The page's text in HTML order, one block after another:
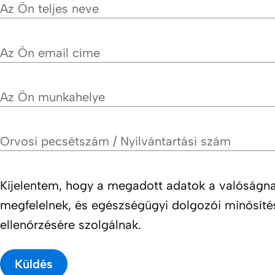
Az Ön teljes neve
Az Ön email címe
Az Ön munkahelye
Orvosi pecsétszám / Nyilvántartási szám
Kijelentem, hogy a megadott adatok a
megfelelnek, és egészségügyi dolgozói
ellenőrzésére szolgálnak.
Küldés